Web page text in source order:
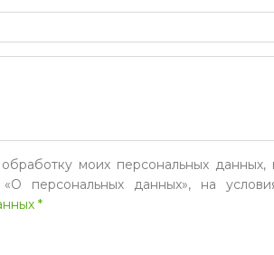
моих персональных данных,
персональных данных», на
*